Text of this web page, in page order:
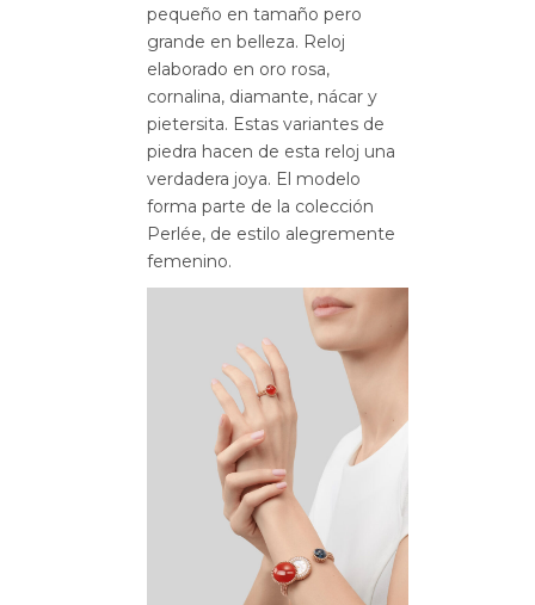
pequeño en tamaño pero
grande en belleza. Reloj
elaborado en oro rosa,
cornalina, diamante, nácar y
pietersita. Estas variantes de
piedra hacen de esta reloj una
verdadera joya. El modelo
forma parte de la colección
Perlée, de estilo alegremente
femenino.